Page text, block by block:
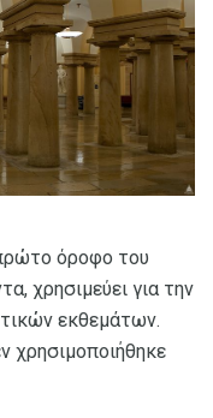
όροφο του
χρησιμεύει για την
εκθεμάτων.
χρησιμοποιήθηκε